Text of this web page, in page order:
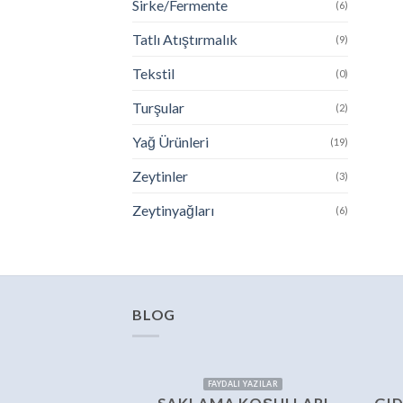
Sirke/Fermente (6)
Tatlı Atıştırmalık (9)
Tekstil (0)
Turşular (2)
Yağ Ürünleri (19)
Zeytinler (3)
Zeytinyağları (6)
BLOG
FAYDALI YAZILAR